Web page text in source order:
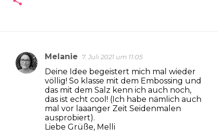
K
Melanie 7. Juli 2021 um 11:05
Deine Idee begeistert mich mal wieder
völlig! So klasse mit dem Embossing und
das mit dem Salz kenn ich auch noch,
das ist echt cool! (Ich habe nämlich auch
mal vor laaanger Zeit Seidenmalen
ausprobiert).
Liebe Grüße, Melli